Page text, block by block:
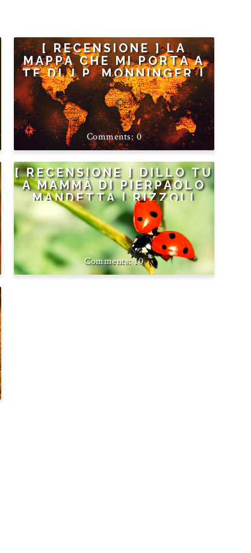
[ RECENSIONE ] LA
MAPPA CHE MI PORTA A
TE DI J.P. MONNINGER |
SPERLING
0
[ RECENSIONE ] DILLO TU
A MAMMÀ DI PIERPAOLO
MANDETTA | RIZZOLI
10